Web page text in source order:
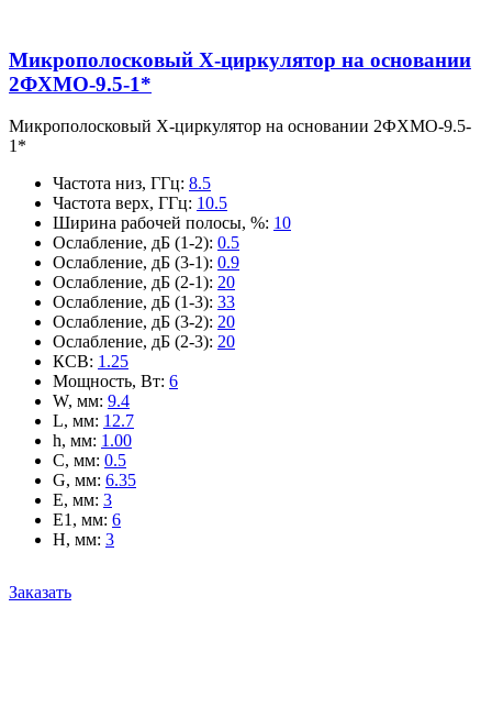
Микрополосковый X-циркулятор на основании
2ФХМО-9.5-1*
Микрополосковый X-циркулятор на основании 2ФХМО-9.5-
1*
Частота низ, ГГц: 8.5
Частота верх, ГГц: 10.5
Ширина рабочей полосы, %: 10
Ослабление, дБ (1-2): 0.5
Ослабление, дБ (3-1): 0.9
Ослабление, дБ (2-1): 20
Ослабление, дБ (1-3): 33
Ослабление, дБ (3-2): 20
Ослабление, дБ (2-3): 20
КСВ: 1.25
Мощность, Вт: 6
W, мм: 9.4
L, мм: 12.7
h, мм: 1.00
C, мм: 0.5
G, мм: 6.35
E, мм: 3
E1, мм: 6
H, мм: 3
Заказать